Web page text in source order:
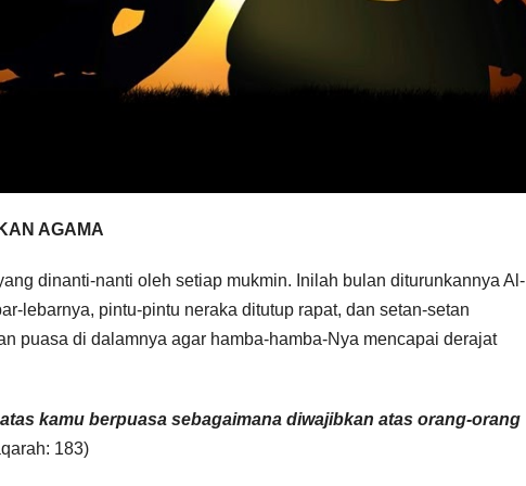
AGAMA
dinanti-nanti oleh setiap mukmin. Inilah bulan diturunkannya Al-
lebarnya, pintu-pintu neraka ditutup rapat, dan setan-setan
puasa di dalamnya agar hamba-hamba-Nya mencapai derajat
kamu berpuasa sebagaimana diwajibkan atas orang-orang
183)